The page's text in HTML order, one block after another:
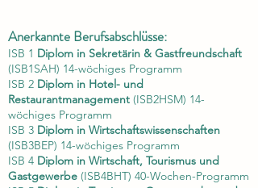
Anerkannte Berufsabschlüsse:
ISB 1 Diplom in Sekretärin & Gastfreundschaft
(ISB1SAH) 14-wöchiges Programm
ISB 2 Diplom in Hotel- und
Restaurantmanagement (ISB2HSM) 14-
wöchiges Programm
ISB 3 Diplom in Wirtschaftswissenschaften
(ISB3BEP) 14-wöchiges Programm
ISB 4 Diplom in Wirtschaft, Tourismus und
Gastgewerbe (ISB4BHT) 40-Wochen-Programm